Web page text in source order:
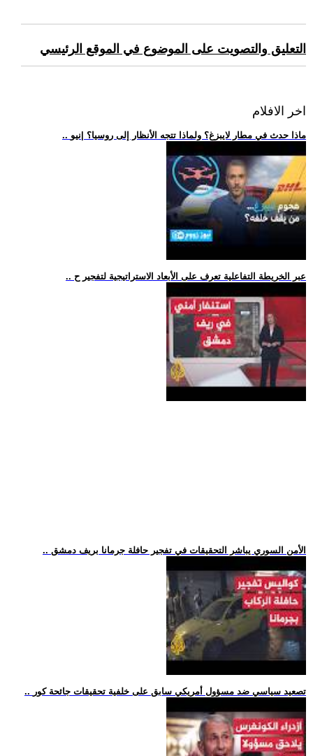
التعليق والتصويت على الموضوع في الموقع الرئيسي
اخر الافلام
.. ماذا حدث في مطار لايبزغ؟ ولماذا تتجه الأنظار إلى روسيا؟ |نيو
.. عبر الخريطة التفاعلية تعرف على الأبعاد الاستراتيجية لتفجير ح
.. الأمن السوري يباشر التحقيقات في تفجير حافلة جرمانا بريف دمشق
.. تصعيد سياسي ضد مسؤول أمريكي سابق على خلفية تحقيقات جائحة كور